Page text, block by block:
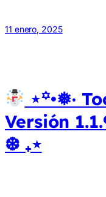
11 enero, 2025
⋆꙳•❅‧
Versión
❆ ₊⋆